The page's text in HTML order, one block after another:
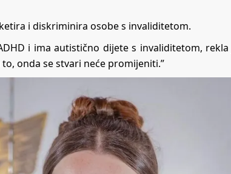
i diskriminira osobe s invaliditetom.
i ima autistično dijete s invaliditetom, rekla
onda se stvari neće promijeniti.”